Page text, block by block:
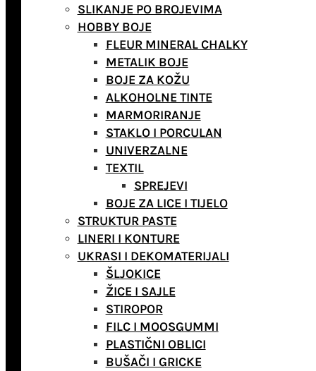
SLIKANJE PO BROJEVIMA
HOBBY BOJE
FLEUR MINERAL CHALKY
METALIK BOJE
BOJE ZA KOŽU
ALKOHOLNE TINTE
MARMORIRANJE
STAKLO I PORCULAN
UNIVERZALNE
TEXTIL
SPREJEVI
BOJE ZA LICE I TIJELO
STRUKTUR PASTE
LINERI I KONTURE
UKRASI I DEKOMATERIJALI
ŠLJOKICE
ŽICE I SAJLE
STIROPOR
FILC I MOOSGUMMI
PLASTIČNI OBLICI
BUŠAČI I GRICKE